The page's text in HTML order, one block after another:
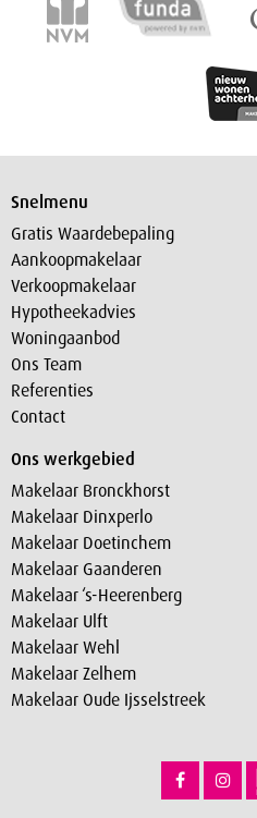
Snelmenu
Gratis Waardebepaling
Aankoopmakelaar
Verkoopmakelaar
Hypotheekadvies
Woningaanbod
Ons Team
Referenties
Contact
Ons werkgebied
Makelaar Bronckhorst
Makelaar Dinxperlo
Makelaar Doetinchem
Makelaar Gaanderen
Makelaar ‘s-Heerenberg
Makelaar Ulft
Makelaar Wehl
Makelaar Zelhem
Makelaar Oude Ijsselstreek